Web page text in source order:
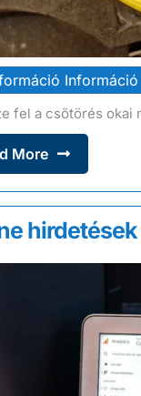
Információ
fel a csőtörés okai
More